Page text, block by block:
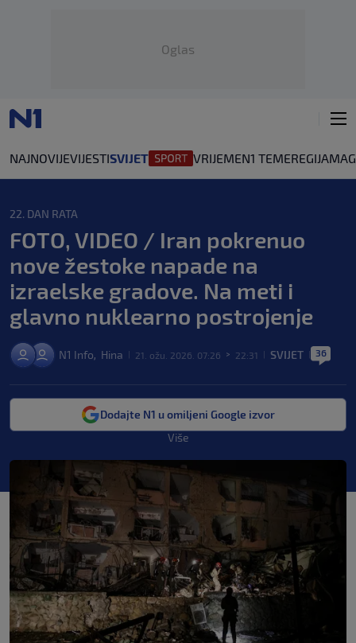
Oglas
NAJNOVIJEVIJESTISVIJET VRIJEMEN1 TEMEREGIJA
22. DAN RATA
FOTO, VIDEO / Iran pokrenuo
nove žestoke napade na
izraelske gradove. Na meti i
glavno nuklearno postrojenje
N1 Info, Hina 21. ožu. 2026. 07:26 > 22:31 SVIJET 36
Dodajte N1 u omiljeni Google izvor
Više